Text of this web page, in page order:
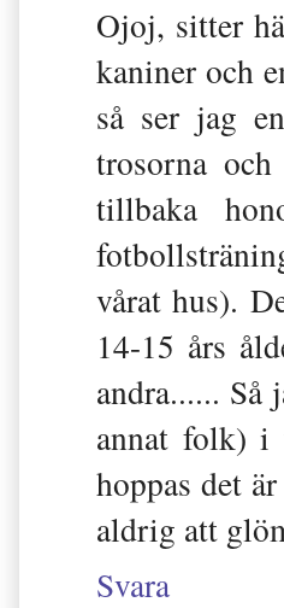
Ojoj, sitter
kaniner och
så ser jag
trosorna
tillbaka
vårat hus).
14-15 års
andra...... Så
annat folk) i
hoppas det
aldrig att
Svara